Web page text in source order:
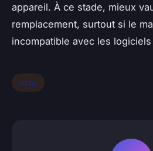
appareil. À ce stade, mieux
remplacement, surtout si le
incompatible avec les
actu